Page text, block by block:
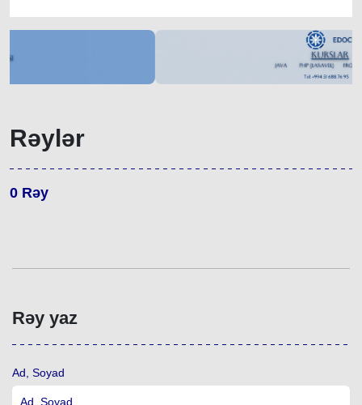
Rəylər
0 Rəy
Rəy yaz
Ad, Soyad